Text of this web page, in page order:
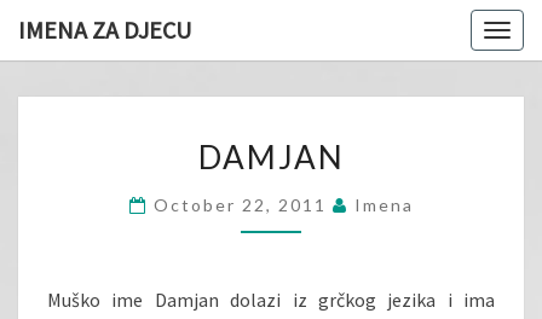
IMENA ZA DJECU
DAMJAN
October 22, 2011 Imena
Muško ime Damjan dolazi iz grčkog jezika i ima